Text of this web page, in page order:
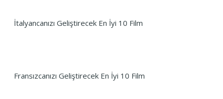
İtalyancanızı Geliştirecek En İyi 10 Film
Fransızcanızı Geliştirecek En İyi 10 Film